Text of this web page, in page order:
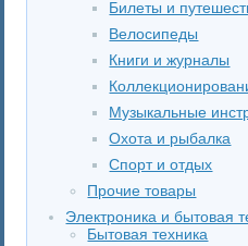
Билеты и
Велосипеды
Книги и журналы
Музыкальные
Охота и рыбалка
Спорт и отдых
Прочие товары
Электроника и бытовая
Бытовая техника